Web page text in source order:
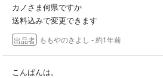
ももやのきよしで検索してみてください
そしてラクマでご購入下さい
カノさま何県ですか
送料込みで変更できます
出品者 ももやのきよし - 約1年前
こんばんは。